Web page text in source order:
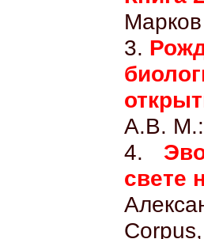
3.
А.В. М.:
4.
свете